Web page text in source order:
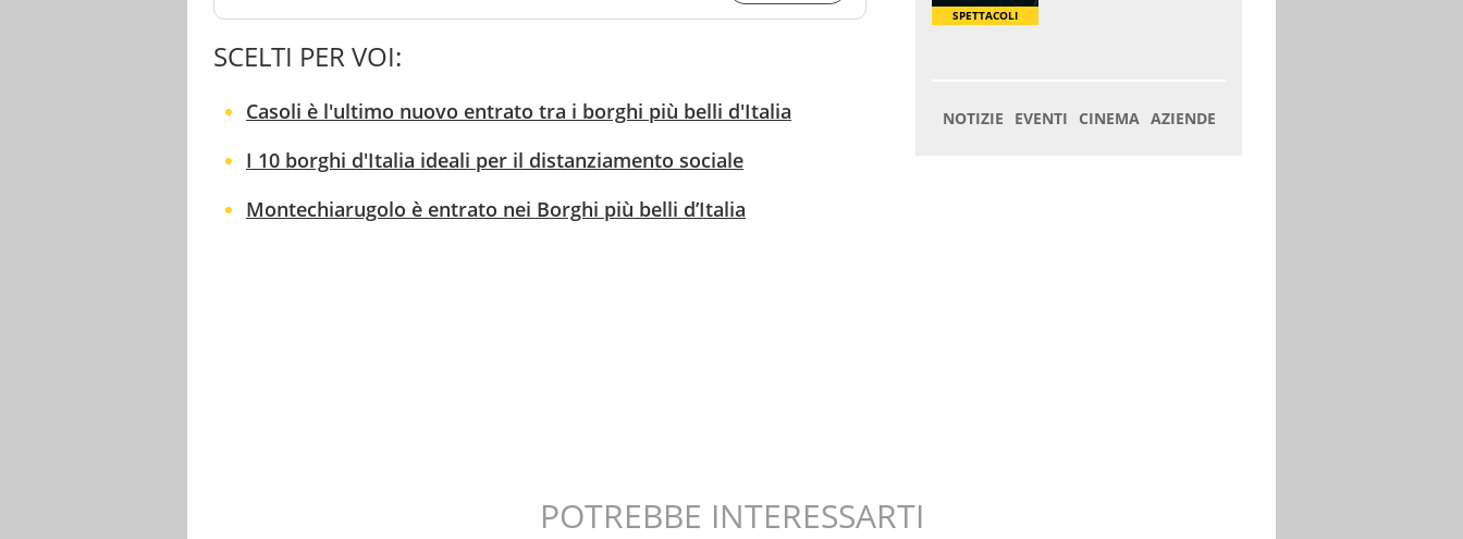
SCELTI PER VOI:
Casoli è l'ultimo nuovo entrato tra i borghi più belli d'Italia
I 10 borghi d'Italia ideali per il distanziamento sociale
Montechiarugolo è entrato nei Borghi più belli d’Italia
POTREBBE INTERESSARTI